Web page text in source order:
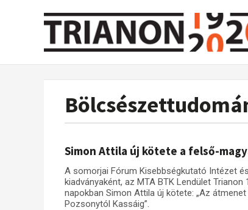
Simon Attila új kötete a felső-
A somorjai Fórum Kisebbségkutató Intézet
kiadványaként, az MTA BTK Lendület
napokban Simon Attila új kötete: „Az
Pozsonytól Kassáig”.